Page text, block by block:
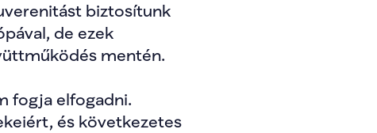
biztosítunk
de ezek
mentén.
fogja elfogadni.
és következetes